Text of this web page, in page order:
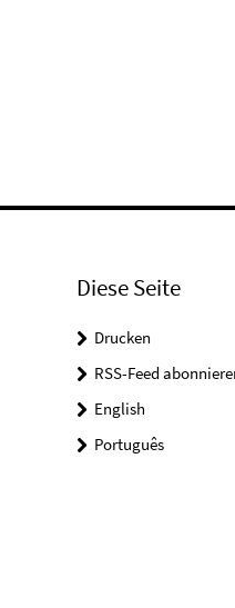
Diese Seite
Drucken
RSS-Feed
English
Português